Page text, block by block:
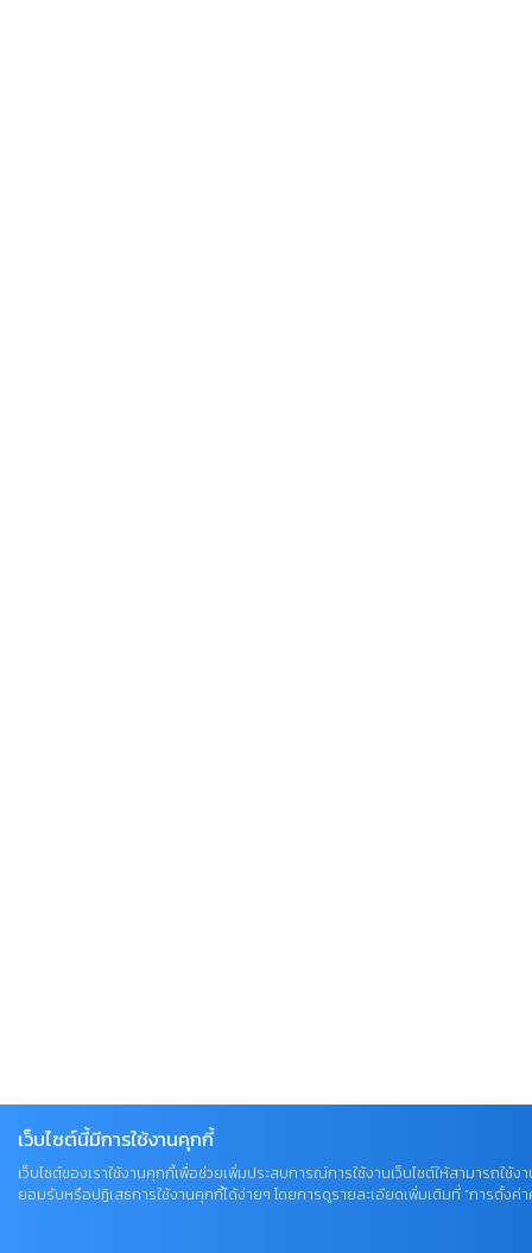
เว็บไซต์นี้มีการใช้งานคุกกี้
เว็บไซต์ของเราใช้งานคุกกี้เพื่อช่วยเพิ่มประสบการณ์การใช้งานเว็บไซต์ให้สามารถใ
ยอมรับหรือปฏิเสธการใช้งานคุกกี้ได้ง่ายๆ โดยการดูรายละเอียดเพิ่มเติมที่ “การตั้งค่